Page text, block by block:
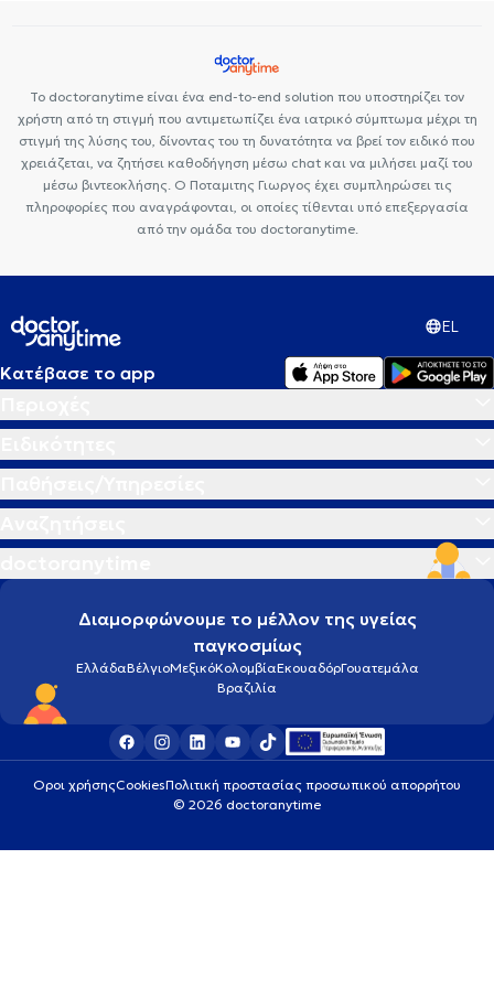
Το doctoranytime είναι ένα end-to-end solution που υποστηρίζει τον
χρήστη από τη στιγμή που αντιμετωπίζει ένα ιατρικό σύμπτωμα μέχρι τη
στιγμή της λύσης του, δίνοντας του τη δυνατότητα να βρεί τον ειδικό που
χρειάζεται, να ζητήσει καθοδήγηση μέσω chat και να μιλήσει μαζί του
μέσω βιντεοκλήσης. Ο Ποταμιτης Γιωργος έχει συμπληρώσει τις
πληροφορίες που αναγράφονται, οι οποίες τίθενται υπό επεξεργασία
από την ομάδα του doctoranytime.
EL
Κατέβασε το app
Διαμορφώνουμε το μέλλον της υγείας
παγκοσμίως
ΕλλάδαΒέλγιοΜεξικόΚολομβίαΕκουαδόρΓουατεμάλα
Βραζιλία
Οροι χρήσηςCookiesΠολιτική προστασίας προσωπικού απορρήτου
© 2026 doctoranytime